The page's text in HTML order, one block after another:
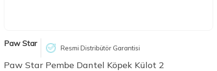
Paw Star Resmi Distribütör Garantisi
Paw Star Pembe Dantel Köpek Külot 2